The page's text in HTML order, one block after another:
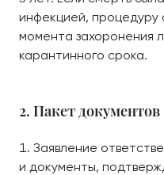
инфекцией, процедуру
момента захоронения
карантинного срока.
2. Пакет документов
Заявление
и документы,